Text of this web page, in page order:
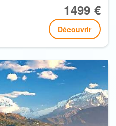
1499 €
Découvrir